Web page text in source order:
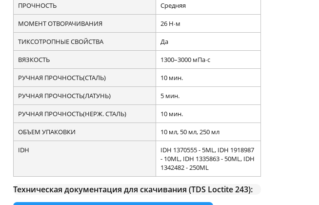
ПРОЧНОСТЬ Средняя
МОМЕНТ ОТВОРАЧИВАНИЯ 26 Н∙м
ТИКСОТРОПНЫЕ СВОЙСТВА Да
ВЯЗКОСТЬ 1300–3000 мПа∙с
РУЧНАЯ ПРОЧНОСТЬ(СТАЛЬ) 10 мин.
РУЧНАЯ ПРОЧНОСТЬ(ЛАТУНЬ) 5 мин.
РУЧНАЯ ПРОЧНОСТЬ(НЕРЖ. СТАЛЬ) 10 мин.
ОБЪЕМ УПАКОВКИ 10 мл, 50 мл, 250 мл
IDH
IDH 1370555 - 5ML, IDH 1918987
- 10ML, IDH 1335863 - 50ML, IDH
1342482 - 250ML
Техническая документация для скачивания (TDS Loctite 243):